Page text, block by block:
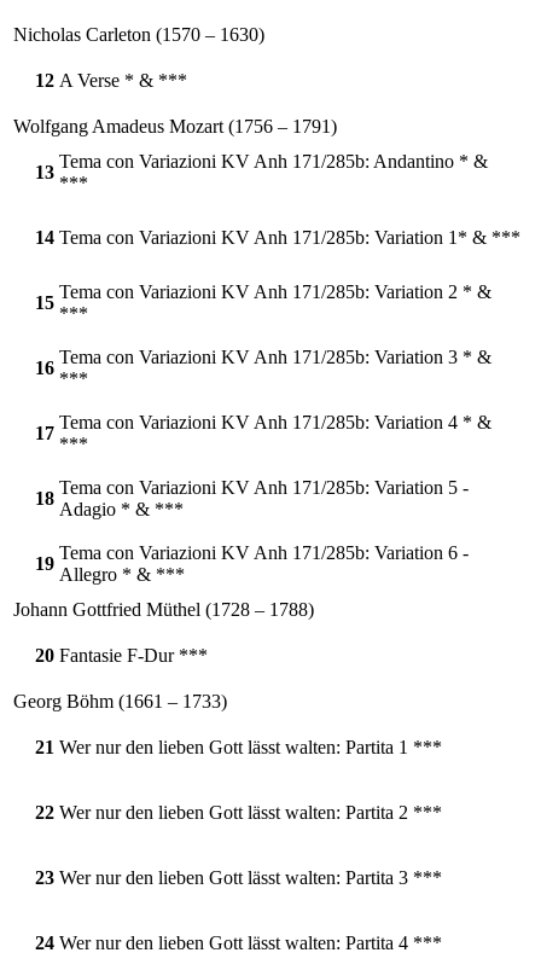
Nicholas Carleton (1570 – 1630)
12 A Verse * & ***
Wolfgang Amadeus Mozart (1756 – 1791)
13
Tema con Variazioni KV Anh 171/285b: Andantino * &
***
14 Tema con Variazioni KV Anh 171/285b: Variation 1* & ***
15
Tema con Variazioni KV Anh 171/285b: Variation 2 * &
***
16
Tema con Variazioni KV Anh 171/285b: Variation 3 * &
***
17
Tema con Variazioni KV Anh 171/285b: Variation 4 * &
***
18
Tema con Variazioni KV Anh 171/285b: Variation 5 -
Adagio * & ***
19
Tema con Variazioni KV Anh 171/285b: Variation 6 -
Allegro * & ***
Johann Gottfried Müthel (1728 – 1788)
20 Fantasie F-Dur ***
Georg Böhm (1661 – 1733)
21 Wer nur den lieben Gott lässt walten: Partita 1 ***
22 Wer nur den lieben Gott lässt walten: Partita 2 ***
23 Wer nur den lieben Gott lässt walten: Partita 3 ***
24 Wer nur den lieben Gott lässt walten: Partita 4 ***